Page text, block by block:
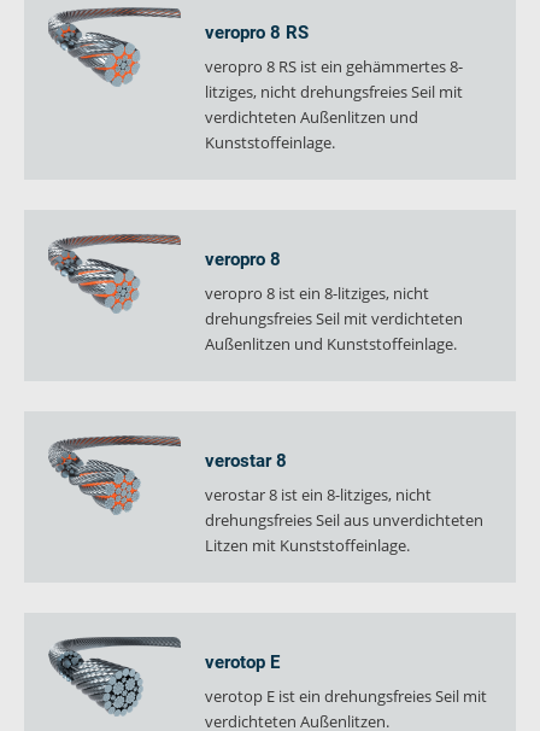
Downloads Karriere
RiseTec Elevator Ropes
veropro 8 RS
veropro 8 RS ist ein gehämmertes 8-
litziges, nicht drehungsfreies Seil mit
verdichteten Außenlitzen und
Kunststoffeinlage.
veropro 8
veropro 8 ist ein 8-litziges, nicht
drehungsfreies Seil mit verdichteten
Außenlitzen und Kunststoffeinlage.
verostar 8
verostar 8 ist ein 8-litziges, nicht
drehungsfreies Seil aus unverdichteten
Litzen mit Kunststoffeinlage.
verotop E
verotop E ist ein drehungsfreies Seil mit
verdichteten Außenlitzen.